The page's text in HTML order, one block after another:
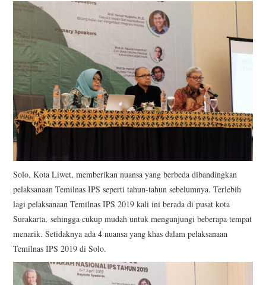
Solo, Kota Liwet, memberikan nuansa yang berbeda dibandingkan
pelaksanaan Temilnas IPS seperti tahun-tahun sebelumnya. Terlebih
lagi pelaksanaan Temilnas IPS 2019 kali ini berada di pusat kota
Surakarta, sehingga cukup mudah untuk mengunjungi beberapa tempat
menarik. Setidaknya ada 4 nuansa yang khas dalam pelaksanaan
Temilnas IPS 2019 di Solo.